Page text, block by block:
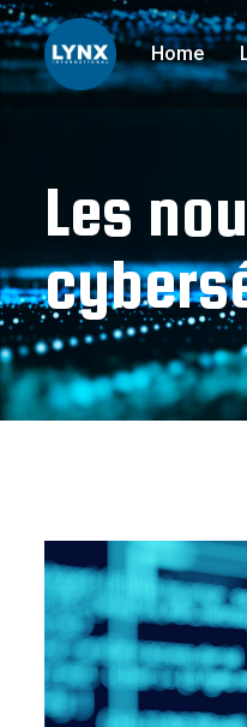
Home
Les